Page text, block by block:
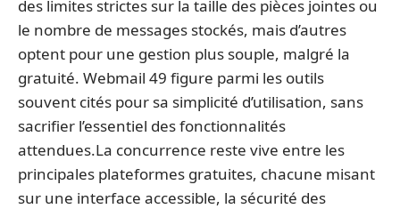
des limites strictes sur la taille des pièces jointes ou
le nombre de messages stockés, mais d’autres
optent pour une gestion plus souple, malgré la
gratuité. Webmail 49 figure parmi les outils
souvent cités pour sa simplicité d’utilisation, sans
sacrifier l’essentiel des fonctionnalités
attendues.La concurrence reste vive entre les
principales plateformes gratuites, chacune misant
sur une interface accessible, la sécurité des